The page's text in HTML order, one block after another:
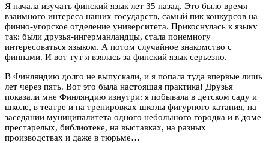
Я начала изучать финский язык лет 35 назад. Это было время
взаимного интереса наших государств, самый пик конкурсов на
финно-угорское отделение университета. Прикоснулась к языку
так: были друзья-ингерманландцы, стала понемногу
интересоваться языком. А потом случайное знакомство с
финнами. И вот тут я взялась за финский язык серьезно.
В Финляндию долго не выпускали, и я попала туда впервые лишь
лет через пять. Вот это была настоящая практика! Друзья
показали мне Финляндию изнутри: я побывала в детском саду и
школе, в театре и на тренировках школы фигурного катания, на
заседании муниципалитета одного небольшого городка и в доме
престарелых, библиотеке, на выставках, на разных
производствах и даже в тюрьме…